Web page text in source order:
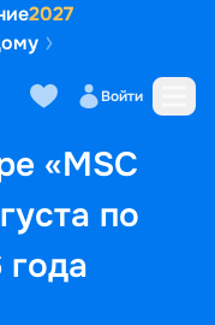
2027
Войти
«MSC
по
года
Маршрут и